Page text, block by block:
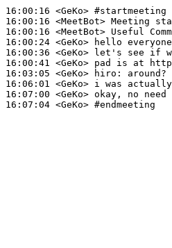
16:00:16 <GeKo> #startmeeting
16:00:16 <MeetBot>
16:00:16 <MeetBot>
16:00:24 <GeKo>
16:00:36 <GeKo>
16:00:41 <GeKo>
16:03:05 <GeKo> hiro:
16:06:01 <GeKo>
16:07:00 <GeKo>
16:07:04 <GeKo> #endmeeting